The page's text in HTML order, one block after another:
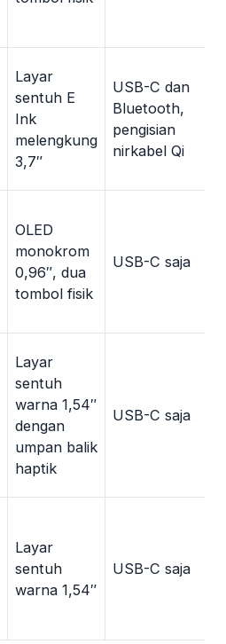
Layar
sentuh E
Ink
melengkung
3,7″
USB-C dan
Bluetooth,
pengisian
nirkabel Qi
OLED
monokrom
0,96″, dua
tombol fisik
USB-C saja
Layar
sentuh
warna 1,54″
dengan
umpan balik
haptik
USB-C saja
Layar
sentuh
warna 1,54″
USB-C saja